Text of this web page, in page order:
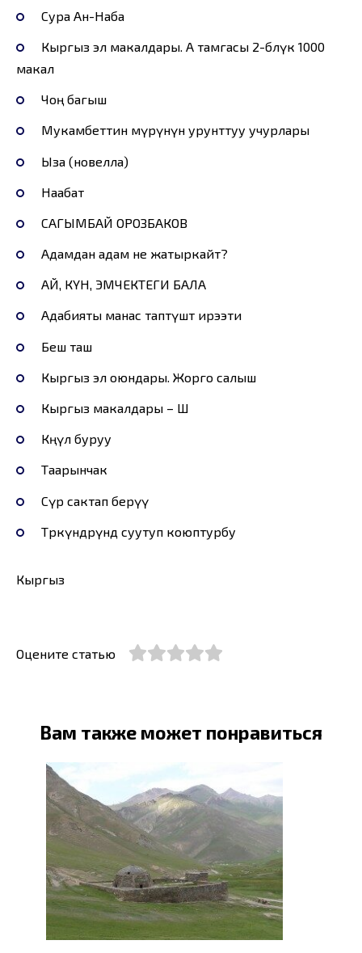
Сура Ан-Наба
Кыргыз эл макалдары. А тамгасы 2-бөлүк 1000
макал
Чоң багыш
Мукамбеттин өмүрүнүн урунттуу учурлары
Ыза (новелла)
Наабат
САГЫМБАЙ ОРОЗБАКОВ
Адамдан адам не жатыркайт?
АЙ, КҮН, ЭМЧЕКТЕГИ БАЛА
Адабияты манас таптүштөө ирээти
Беш таш
Кыргыз эл оюндары. Жорго салыш
Кыргыз макалдары – Ш
Көңүл буруу
Таарынчак
Сүр сактап берүү
Төркүндөрүндө суутуп коюптурбу
Кыргыз
Оцените статью
Вам также может понравиться